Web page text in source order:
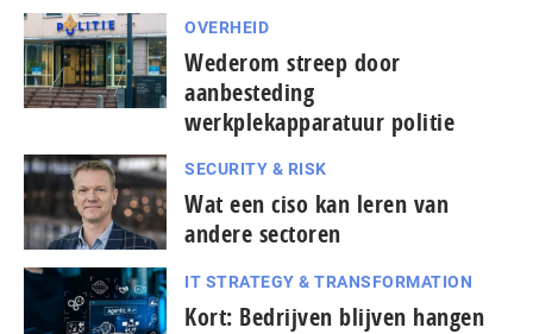
OVERHEID
Wederom streep door
aanbesteding
werkplekapparatuur politie
SECURITY & RISK
Wat een ciso kan leren van
andere sectoren
IT STRATEGY & TRANSFORMATION
Kort: Bedrijven blijven hangen